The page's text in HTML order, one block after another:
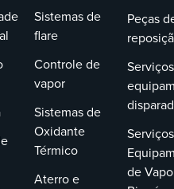
Sistemas de
flare
Controle de
vapor
Sistemas de
Oxidante
Térmico
Aterro e
Peças
de